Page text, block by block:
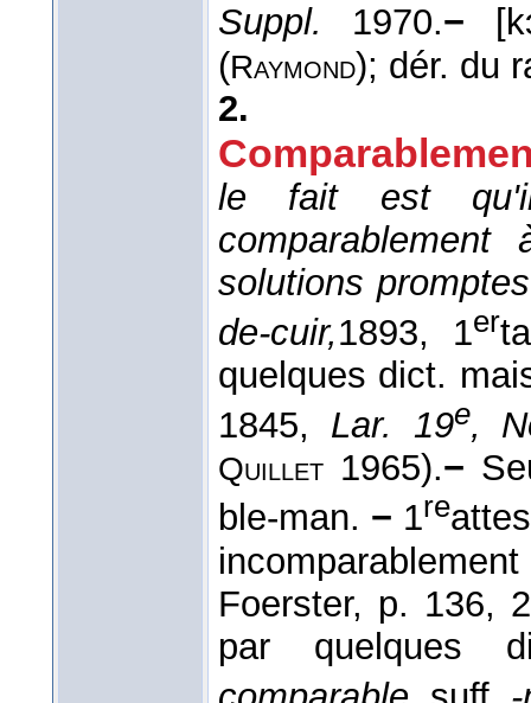
Suppl.
1970.−
(Raymond); dér. du
2.
le fait est
solutions promptes
de-cuir,1893, 1er
quelques dict.
1845, Lar. 19e,
Quillet 1965).−
ble-man. − 1re
Foerster, p. 136,
par quelques